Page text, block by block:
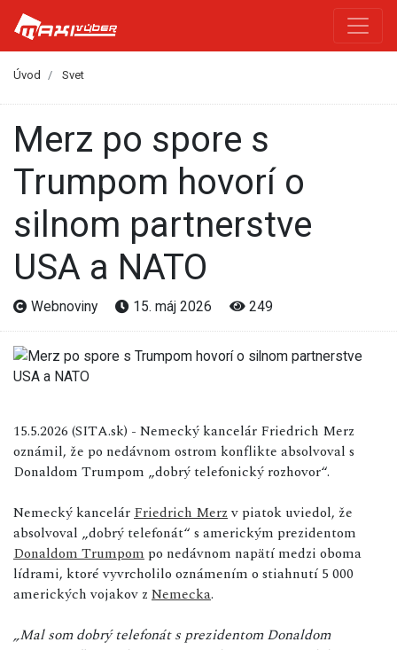
Úvod Svet
Merz po spore s
Trumpom hovorí o
silnom partnerstve
USA a NATO
Webnoviny 15. máj 2026 249
15.5.2026 (SITA.sk) - Nemecký kancelár Friedrich Merz
oznámil, že po nedávnom ostrom konflikte absolvoval s
Donaldom Trumpom „dobrý telefonický rozhovor“.
Nemecký kancelár Friedrich Merzv piatok uviedol, že
absolvoval „dobrý telefonát“ s americkým prezidentom
Donaldom Trumpom po nedávnom napätí medzi oboma
lídrami, ktoré vyvrcholilo oznámením o stiahnutí 5 000
amerických vojakov z Nemecka.
„Mal som dobrý telefonát s prezidentom Donaldom